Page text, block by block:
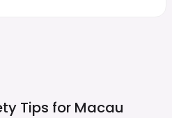
Tips for Macau